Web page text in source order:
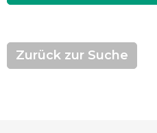
Zurück zur Suche